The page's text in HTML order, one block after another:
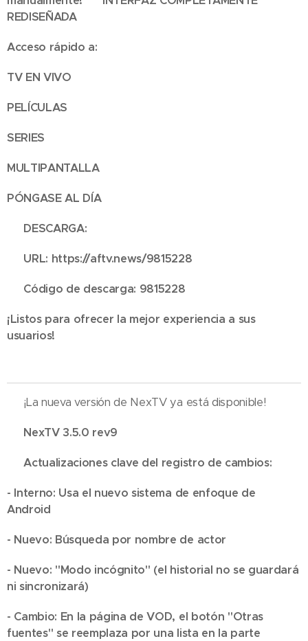
REDISEÑADA
Acceso rápido a:
TV EN VIVO
PELÍCULAS
SERIES
MULTIPANTALLA
PÓNGASE AL DÍA
📥 DESCARGA:
🔗 URL: https://aftv.news/9815228
🔢 Código de descarga: 9815228
¡Listos para ofrecer la mejor experiencia a sus
usuarios!
🔥 ¡La nueva versión de NexTV ya está disponible!
💢 NexTV 3.5.0 rev9
💢 Actualizaciones clave del registro de cambios:
- Interno: Usa el nuevo sistema de enfoque de
Android
- Nuevo: Búsqueda por nombre de actor
- Nuevo: "Modo incógnito" (el historial no se guardará
ni sincronizará)
- Cambio: En la página de VOD, el botón "Otras
fuentes" se reemplaza por una lista en la parte